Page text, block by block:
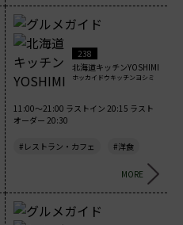
238
北海道キッチンYOSHIMI
ホッカイドウキッチンヨシミ
11:00～21:00 ラストイン 20:15 ラスト
オーダー 20:30
#レストラン・カフェ #洋食
MORE